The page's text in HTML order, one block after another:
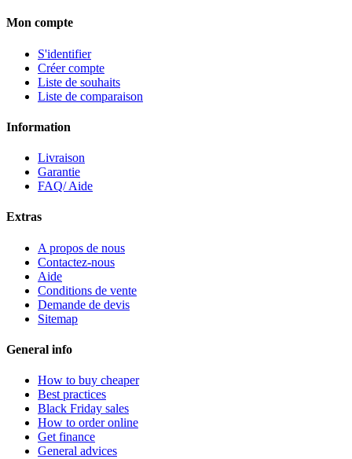
Mon compte
S'identifier
Créer compte
Liste de souhaits
Liste de comparaison
Information
Livraison
Garantie
FAQ/ Aide
Extras
A propos de nous
Contactez-nous
Aide
Conditions de vente
Demande de devis
Sitemap
General info
How to buy cheaper
Best practices
Black Friday sales
How to order online
Get finance
General advices